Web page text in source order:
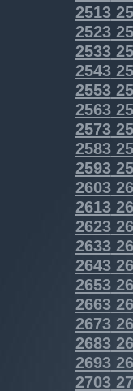
2513
2523
2533
2543
2553
2563
2573
2583
2593
2603
2613
2623
2633
2643
2653
2663
2673
2683
2693
2703